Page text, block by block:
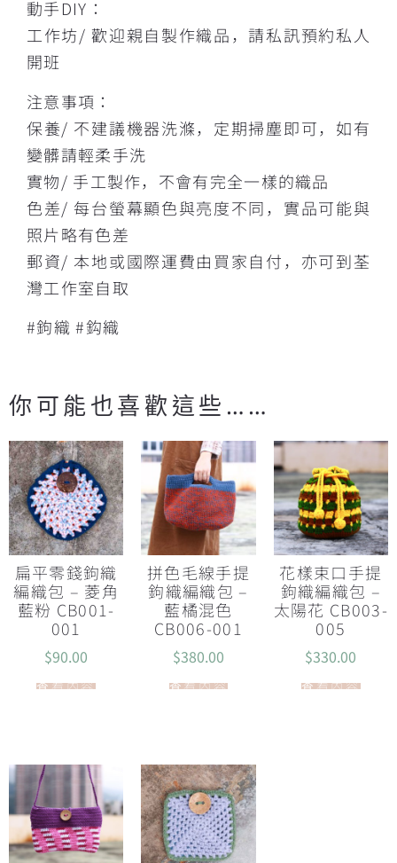
動手DIY：
工作坊/ 歡迎親自製作織品，請私訊預約私人
開班
注意事項：
保養/ 不建議機器洗滌，定期掃塵即可，如有
變髒請輕柔手洗
實物/ 手工製作，不會有完全一樣的織品
色差/ 每台螢幕顯色與亮度不同，實品可能與
照片略有色差
郵資/ 本地或國際運費由買家自付，亦可到荃
灣工作室自取
#鉤織 #鈎織
你可能也喜歡這些……
扁平零錢鉤織
編織包 – 菱角
藍粉 CB001-
001
$90.00
查看內容
拼色毛線手提
鉤織編織包 –
藍橘混色
CB006-001
$380.00
查看內容
花樣束口手提
鉤織編織包 –
太陽花 CB003-
005
$330.00
查看內容